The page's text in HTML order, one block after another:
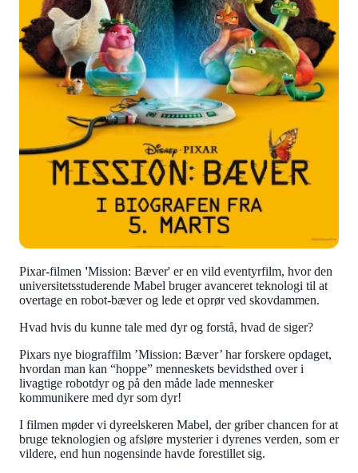
Pixar-filmen 'Mission: Bæver' er en vild eventyrfilm, hvor den
universitetsstuderende Mabel bruger avanceret teknologi til at
overtage en robot-bæver og lede et oprør ved skovdammen.
Hvad hvis du kunne tale med dyr og forstå, hvad de siger?
Pixars nye biograffilm ’Mission: Bæver’ har forskere opdaget,
hvordan man kan “hoppe” menneskets bevidsthed over i
livagtige robotdyr og på den måde lade mennesker
kommunikere med dyr som dyr!
I filmen møder vi dyreelskeren Mabel, der griber chancen for at
bruge teknologien og afsløre mysterier i dyrenes verden, som er
vildere, end hun nogensinde havde forestillet sig.